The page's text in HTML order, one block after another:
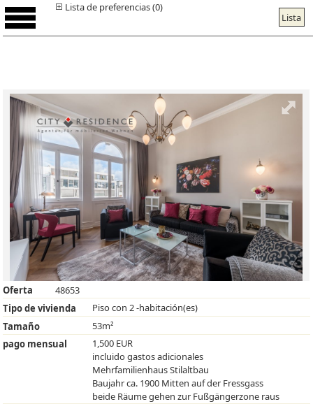
Lista
Lista de preferencias (0)
Oferta
48653
Tipo de vivienda
Piso con 2 -habitación(es)
Tamaño
53m²
pago mensual
1,500 EUR
incluido gastos adicionales
Mehrfamilienhaus Stilaltbau
Baujahr ca. 1900 Mitten auf der Fressgass
beide Räume gehen zur Fußgängerzone raus